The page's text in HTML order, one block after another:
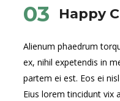
03 Happy
Alienum phaedrum
ex, nihil expetendis in
partem ei est. Eos ei
Eius lorem tincidunt vix